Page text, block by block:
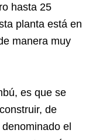
hasta 25
planta está en
manera muy
es que se
de
el